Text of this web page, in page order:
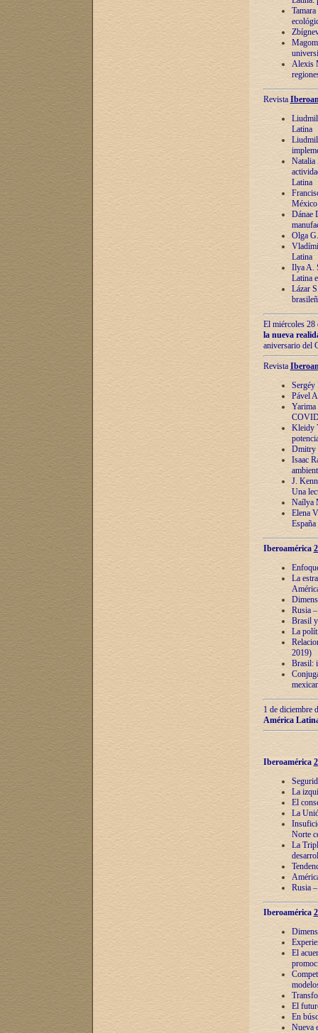
Alexis
Revista
Latina
Natalia
Latina
México
Dánae
Olga
Latina
Ilya A.
Latina
Lázar
El miércoles 28
la nueva
aniversario del
Revista
Sergéy
Pável
Yarima
Kleidy
Dmitry
Isaac
J.
Una
Naílya
Elena
España
Iberoamérica
La
Rusia
Brasil
La
2019)
Brasil:
1 de diciembre
América
Iberoamérica
La
El
La
Norte
La
Rusia
Iberoamérica
El
El
En
Nueva